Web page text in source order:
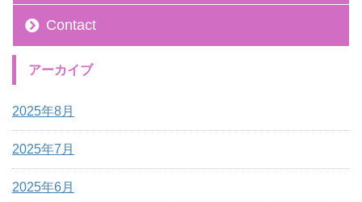
Contact
アーカイブ
2025年8月
2025年7月
2025年6月